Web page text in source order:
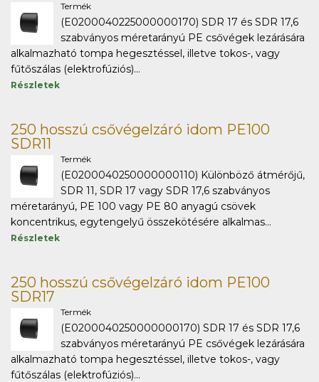
Termék
(E0200040225000000170) SDR 17 és SDR 17,6
szabványos méretarányú PE csővégek lezárására
alkalmazható tompa hegesztéssel, illetve tokos-, vagy
fűtőszálas (elektrofúziós)...
Részletek
250 hosszú csővégelzáró idom PE100
SDR11
Termék
(E0200040250000000110) Különböző átmérőjű,
SDR 11, SDR 17 vagy SDR 17,6 szabványos
méretarányú, PE 100 vagy PE 80 anyagú csövek
koncentrikus, egytengelyű összekötésére alkalmas...
Részletek
250 hosszú csővégelzáró idom PE100
SDR17
Termék
(E0200040250000000170) SDR 17 és SDR 17,6
szabványos méretarányú PE csővégek lezárására
alkalmazható tompa hegesztéssel, illetve tokos-, vagy
fűtőszálas (elektrofúziós)...